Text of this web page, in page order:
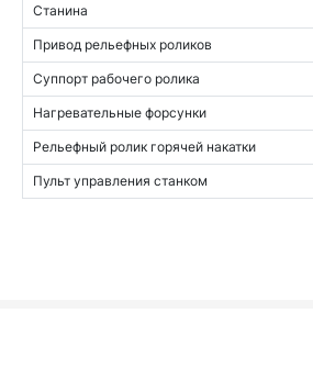
Станина
Привод рельефных роликов
Суппорт рабочего ролика
Нагревательные форсунки
Рельефный ролик горячей накатки
Пульт управления станком